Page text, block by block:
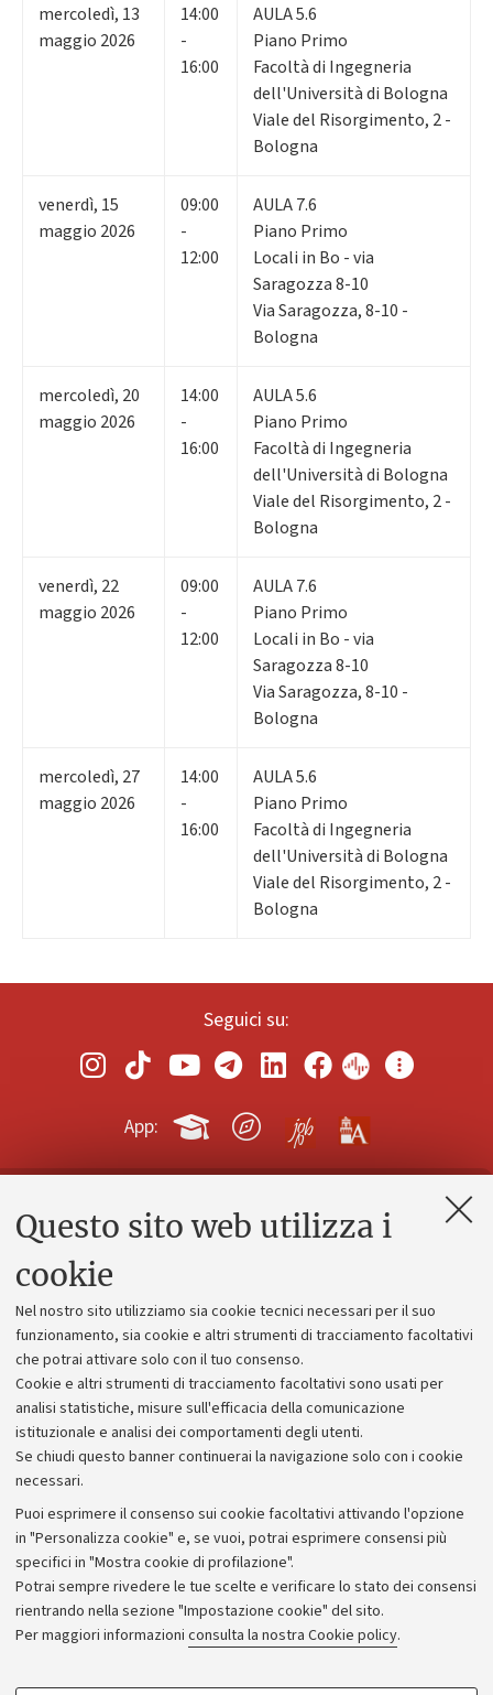
Questo sito web utilizza i
cookie
Nel nostro sito utilizziamo sia cookie tecnici necessari per il suo
funzionamento, sia cookie e altri strumenti di tracciamento facoltativi
che potrai attivare solo con il tuo consenso.
Cookie e altri strumenti di tracciamento facoltativi sono usati per
analisi statistiche, misure sull'efficacia della comunicazione
istituzionale e analisi dei comportamenti degli utenti.
Se chiudi questo banner continuerai la navigazione solo con i cookie
necessari.
Puoi esprimere il consenso sui cookie facoltativi attivando l'opzione
in "Personalizza cookie" e, se vuoi, potrai esprimere consensi più
specifici in "Mostra cookie di profilazione".
Potrai sempre rivedere le tue scelte e verificare lo stato dei consensi
rientrando nella sezione "Impostazione cookie" del sito.
Per maggiori informazioni consulta la nostra Cookie policy.
mercoledì, 13
maggio 2026
14:00
-
16:00
AULA 5.6
Piano Primo
Facoltà di Ingegneria
dell'Università di Bologna
Viale del Risorgimento, 2 -
Bologna
venerdì, 15
maggio 2026
09:00
-
12:00
AULA 7.6
Piano Primo
Locali in Bo - via
Saragozza 8-10
Via Saragozza, 8-10 -
Bologna
mercoledì, 20
maggio 2026
14:00
-
16:00
AULA 5.6
Piano Primo
Facoltà di Ingegneria
dell'Università di Bologna
Viale del Risorgimento, 2 -
Bologna
venerdì, 22
maggio 2026
09:00
-
12:00
AULA 7.6
Piano Primo
Locali in Bo - via
Saragozza 8-10
Via Saragozza, 8-10 -
Bologna
mercoledì, 27
maggio 2026
14:00
-
16:00
AULA 5.6
Piano Primo
Facoltà di Ingegneria
dell'Università di Bologna
Viale del Risorgimento, 2 -
Bologna
Seguici su:
App:
Contatti e PEC
Alumni community
Piano strategico
Bilanci
Donazioni e 5x1000
Merchandising - UniboStore
Bandi, gare e concorsi
Albo online
Amministrazione trasparente
Atti di notifica
Informazioni sul sito e accessibilità